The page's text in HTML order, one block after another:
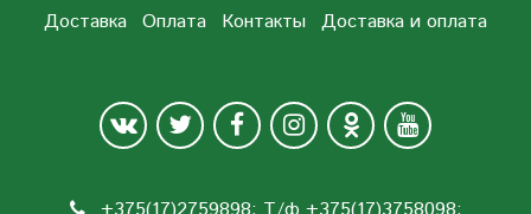
Доставка Оплата Контакты Доставка и оплата